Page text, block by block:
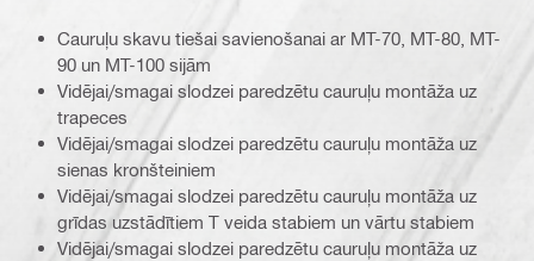
Cauruļu skavu tiešai savienošanai ar MT-70, MT-80, MT-
90 un MT-100 sijām
Vidējai/smagai slodzei paredzētu cauruļu montāža uz
trapeces
Vidējai/smagai slodzei paredzētu cauruļu montāža uz
sienas kronšteiniem
Vidējai/smagai slodzei paredzētu cauruļu montāža uz
grīdas uzstādītiem T veida stabiem un vārtu stabiem
Vidējai/smagai slodzei paredzētu cauruļu montāža uz